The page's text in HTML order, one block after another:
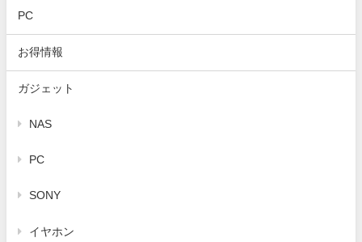
PC
お得情報
ガジェット
NAS
PC
SONY
イヤホン